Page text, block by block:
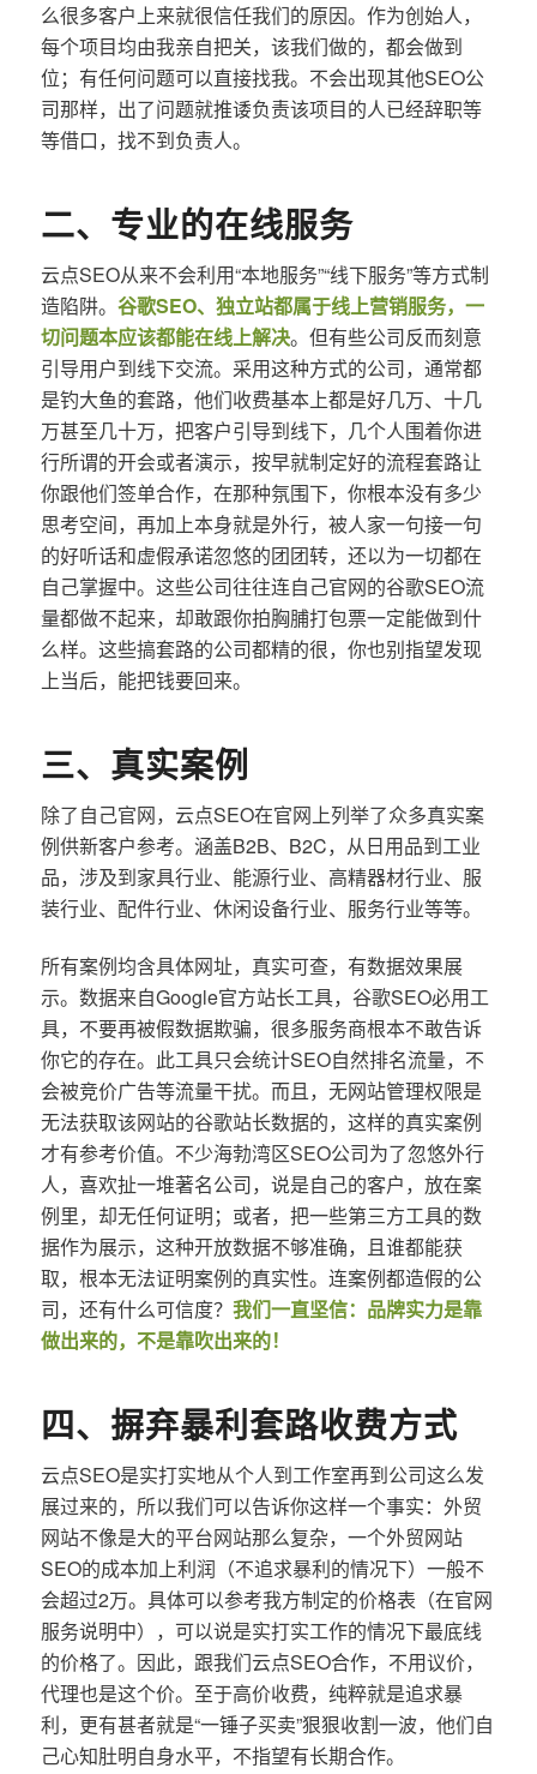
么很多客户上来就很信任我们的原因。作为创始人，
每个项目均由我亲自把关，该我们做的，都会做到
位；有任何问题可以直接找我。不会出现其他SEO公
司那样，出了问题就推诿负责该项目的人已经辞职等
等借口，找不到负责人。
二、专业的在线服务
云点SEO从来不会利用“本地服务”“线下服务”等方式制
造陷阱。 谷歌SEO、独立站都属于线上营销服务，一
切问题本应该都能在线上解决。但有些公司反而刻意
引导用户到线下交流。采用这种方式的公司，通常都
是钓大鱼的套路，他们收费基本上都是好几万、十几
万甚至几十万，把客户引导到线下，几个人围着你进
行所谓的开会或者演示，按早就制定好的流程套路让
你跟他们签单合作，在那种氛围下，你根本没有多少
思考空间，再加上本身就是外行，被人家一句接一句
的好听话和虚假承诺忽悠的团团转，还以为一切都在
自己掌握中。这些公司往往连自己官网的谷歌SEO流
量都做不起来，却敢跟你拍胸脯打包票一定能做到什
么样。这些搞套路的公司都精的很，你也别指望发现
上当后，能把钱要回来。
三、真实案例
除了自己官网，云点SEO在官网上列举了众多真实案
例供新客户参考。涵盖B2B、B2C，从日用品到工业
品，涉及到家具行业、能源行业、高精器材行业、服
装行业、配件行业、休闲设备行业、服务行业等等。
所有案例均含具体网址，真实可查，有数据效果展
示。数据来自Google官方站长工具，谷歌SEO必用工
具，不要再被假数据欺骗，很多服务商根本不敢告诉
你它的存在。此工具只会统计SEO自然排名流量，不
会被竞价广告等流量干扰。而且，无网站管理权限是
无法获取该网站的谷歌站长数据的，这样的真实案例
才有参考价值。不少海勃湾区SEO公司为了忽悠外行
人，喜欢扯一堆著名公司，说是自己的客户，放在案
例里，却无任何证明；或者，把一些第三方工具的数
据作为展示，这种开放数据不够准确，且谁都能获
取，根本无法证明案例的真实性。连案例都造假的公
司，还有什么可信度？ 我们一直坚信：品牌实力是靠
做出来的，不是靠吹出来的！
四、摒弃暴利套路收费方式
云点SEO是实打实地从个人到工作室再到公司这么发
展过来的，所以我们可以告诉你这样一个事实：外贸
网站不像是大的平台网站那么复杂，一个外贸网站
SEO的成本加上利润（不追求暴利的情况下）一般不
会超过2万。具体可以参考我方制定的价格表（在官网
服务说明中），可以说是实打实工作的情况下最底线
的价格了。因此，跟我们云点SEO合作，不用议价，
代理也是这个价。至于高价收费，纯粹就是追求暴
利，更有甚者就是“一锤子买卖”狠狠收割一波，他们自
己心知肚明自身水平，不指望有长期合作。